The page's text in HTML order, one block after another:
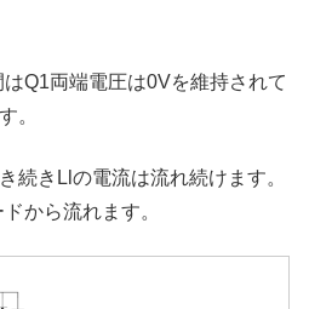
Q1両端電圧は0Vを維持されて
。
続きLlの電流は流れ続けます。
から流れます。